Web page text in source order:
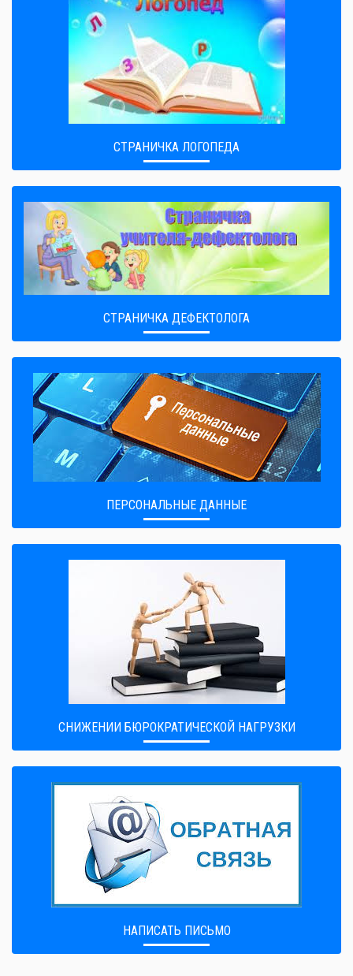
СТРАНИЧКА ЛОГОПЕДА
СТРАНИЧКА ДЕФЕКТОЛОГА
ПЕРСОНАЛЬНЫЕ ДАННЫЕ
CНИЖЕНИИ БЮРОКРАТИЧЕСКОЙ НАГРУЗКИ
НАПИСАТЬ ПИСЬМО